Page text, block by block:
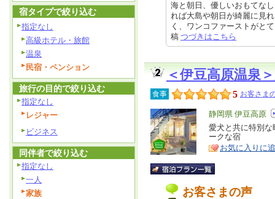
海と朝日、優しいおもてな
れば大島や朝日が綺麗に見
く、ワンコファーストがと
稿 つづきはこちら
＜伊豆高原温泉
食事 5 お客さま
エ
リ
ア
静岡県 伊豆高原
特
徴
愛犬と共に特別
ークな宿
お気に入りに
お客さまの声
宿タイプで絞り込む
指定なし
高級ホテル・旅館
温泉
民宿・ペンション
旅行の目的で絞り込む
指定なし
レジャー
ビジネス
同伴者で絞り込む
指定なし
一人
家族